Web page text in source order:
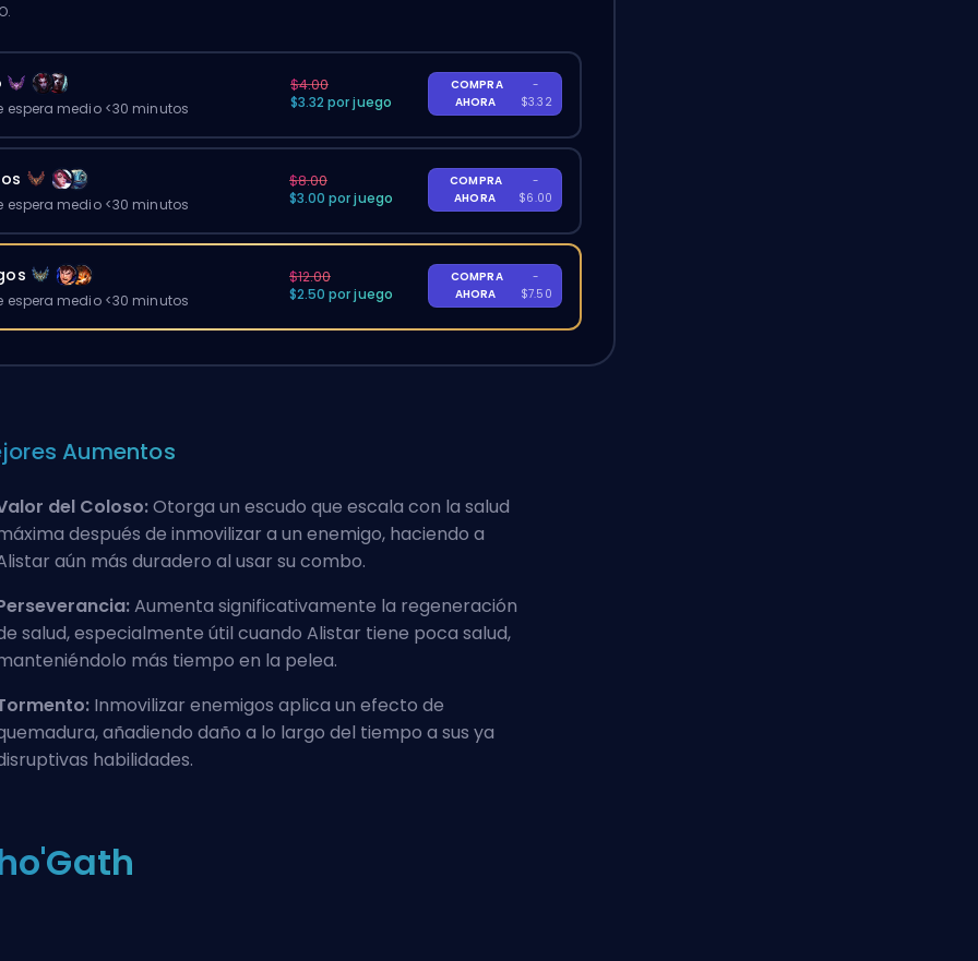
espera medio <30 minutos
$4.00
$3.32 por juego
COMPRA
AHORA
-
$3.32
espera medio <30 minutos
$8.00
$3.00 por juego
COMPRA
AHORA
-
$6.00
espera medio <30 minutos
$12.00
$2.50 por juego
COMPRA
AHORA
-
$7.50
Aumentos
del Coloso:Otorga un escudo que escala con la salud
después de inmovilizar a un enemigo, haciendo a
aún más duradero al usar su combo.
Aumenta significativamente la regeneración
salud, especialmente útil cuando Alistar tiene poca salud,
más tiempo en la pelea.
Inmovilizar enemigos aplica un efecto de
añadiendo daño a lo largo del tiempo a sus ya
habilidades.